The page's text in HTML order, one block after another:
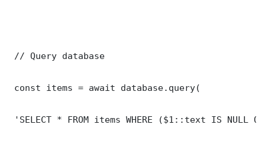
// Query database
const items = await database.query(
'SELECT * FROM items WHERE ($1::text IS NULL